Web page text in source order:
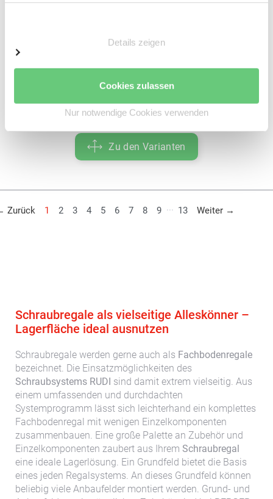
Details zeigen
Cookies zulassen
Nur notwendige Cookies verwenden
Aufbau: 6 Ebenen - 1 Feld
Grundregal oder Anbauregal
ab 277,00 €
Zu den Varianten
Zurück 1 2 3 4 5 6 7 8 9 ... 13 Weiter →
Schraubregale als vielseitige Alleskönner –
Lagerfläche ideal ausnutzen
Schraubregale werden gerne auch als Fachbodenregale
bezeichnet. Die Einsatzmöglichkeiten des
Schraubsystems RUDI sind damit extrem vielseitig. Aus
einem umfassenden und durchdachten
Systemprogramm lässt sich leichterhand ein komplettes
Fachbodenregal mit wenigen Einzelkomponenten
zusammenbauen. Eine große Palette an Zubehör und
Einzelkomponenten zaubert aus Ihrem Schraubregal
eine ideale Lagerlösung. Ein Grundfeld bietet die Basis
eines jeden Regalsystems. An dieses Grundfeld können
beliebig viele Anbaufelder montiert werden. Grund- und